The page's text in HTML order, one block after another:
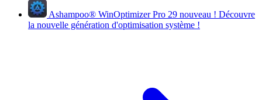
Ashampoo® WinOptimizer Pro 29 nouveau ! Découvre
la nouvelle génération d'optimisation système !